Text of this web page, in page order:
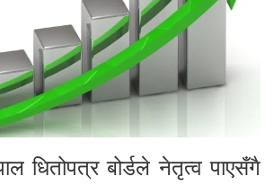
धितोपत्र बोर्डले नेतृत्व पाएसँगै